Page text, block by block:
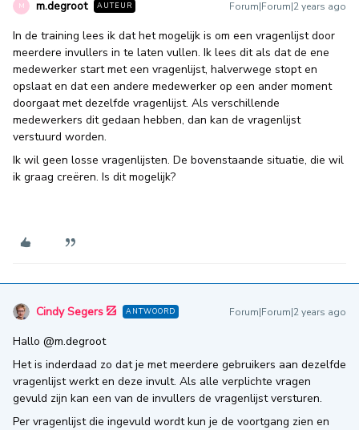
M m.degroot AUTEUR Forum|Forum|2 years ago
In de training lees ik dat het mogelijk is om een vragenlijst door
meerdere invullers in te laten vullen. Ik lees dit als dat de ene
medewerker start met een vragenlijst, halverwege stopt en
opslaat en dat een andere medewerker op een ander moment
doorgaat met dezelfde vragenlijst. Als verschillende
medewerkers dit gedaan hebben, dan kan de vragenlijst
verstuurd worden.
Ik wil geen losse vragenlijsten. De bovenstaande situatie, die wil
ik graag creëren. Is dit mogelijk?
Cindy Segers ANTWOORD Forum|Forum|2 years ago
Hallo @m.degroot
Het is inderdaad zo dat je met meerdere gebruikers aan dezelfde
vragenlijst werkt en deze invult. Als alle verplichte vragen
gevuld zijn kan een van de invullers de vragenlijst versturen.
Per vragenlijst die ingevuld wordt kun je de voortgang zien en